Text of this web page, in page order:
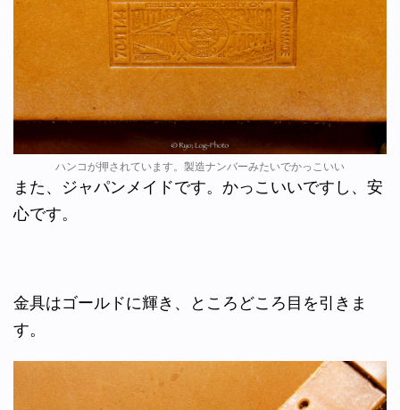
ハンコが押されています。製造ナンバーみたいでかっこいい
また、ジャパンメイドです。かっこいいですし、安
心です。
金具はゴールドに輝き、ところどころ目を引きま
す。